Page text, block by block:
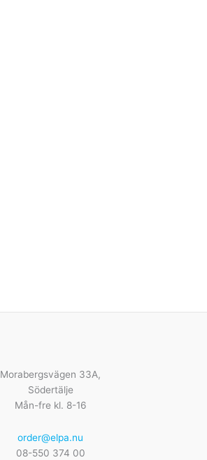
Morabergsvägen 33A,
Södertälje
Mån-fre kl. 8-16
order@elpa.nu
08-550 374 00